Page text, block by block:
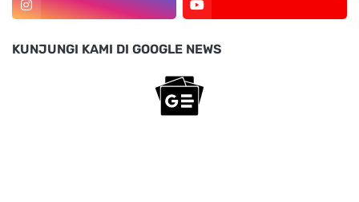
KUNJUNGI KAMI DI GOOGLE NEWS